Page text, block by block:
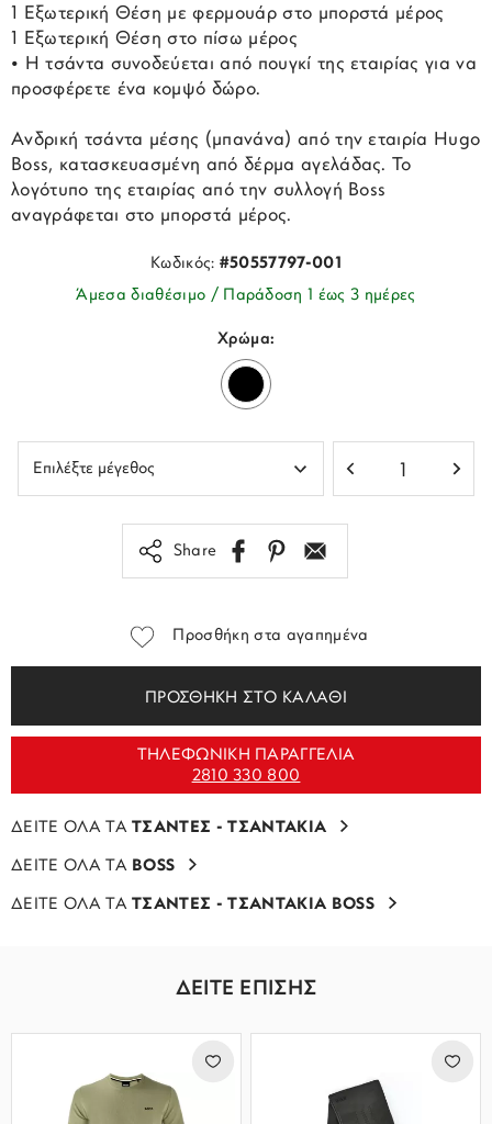
1 Εξωτερική Θέση με φερμουάρ στο μπορστά μέρος
1 Εξωτερική Θέση στο πίσω μέρος
• Η τσάντα συνοδεύεται από πουγκί της εταιρίας για να
προσφέρετε ένα κομψό δώρο.
Ανδρική τσάντα μέσης (μπανάνα) από την εταιρία Hugo
Boss, κατασκευασμένη από δέρμα αγελάδας. Το
λογότυπο της εταιρίας από την συλλογή Boss
αναγράφεται στο μπορστά μέρος.
Κωδικός: #50557797-001
Άμεσα διαθέσιμο / Παράδοση 1 έως 3 ημέρες
Χρώμα:
Share
Προσθήκη στα αγαπημένα
ΠΡΟΣΘΗΚΗ ΣΤΟ ΚΑΛΑΘΙ
ΤΗΛΕΦΩΝΙΚΗ ΠΑΡΑΓΓΕΛΙΑ
2810 330 800
ΔΕΙΤΕ ΟΛΑ ΤΑΤΣΑΝΤΕΣ - ΤΣΑΝΤΑΚΙΑ
ΔΕΙΤΕ ΟΛΑ ΤΑ BOSS
ΔΕΙΤΕ ΟΛΑ ΤΑΤΣΑΝΤΕΣ - ΤΣΑΝΤΑΚΙΑ BOSS
ΔΕΙΤΕ ΕΠΙΣΗΣ